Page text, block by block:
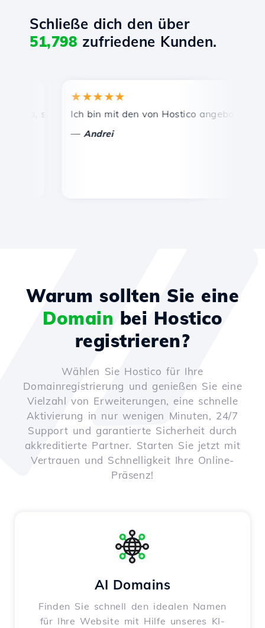
Schließe dich den über
51,798 zufriedene Kunden.
schnelle und effiziente technische Unterstützung.
★★★★★
Ich bin mit den von Hostico angebotenen
Andrei
Warum sollten Sie eine
Domain bei Hostico
registrieren?
Wählen Sie Hostico für Ihre
Domainregistrierung und genießen Sie eine
Vielzahl von Erweiterungen, eine schnelle
Aktivierung in nur wenigen Minuten, 24/7
Support und garantierte Sicherheit durch
akkreditierte Partner. Starten Sie jetzt mit
Vertrauen und Schnelligkeit Ihre Online-
Präsenz!
AI Domains
Finden Sie schnell den idealen Namen
für Ihre Website mit Hilfe unseres KI-